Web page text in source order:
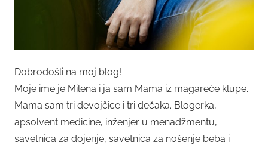
Dobrodošli na moj blog!
Moje ime je Milena i ja sam Mama iz magareće klupe.
Mama sam tri devojčice i tri dečaka. Blogerka,
apsolvent medicine, inženjer u menadžmentu,
savetnica za dojenje, savetnica za nošenje beba i